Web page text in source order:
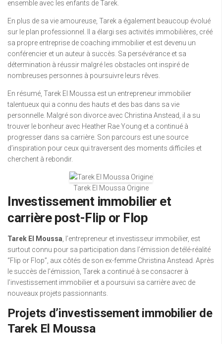
ensemble avec les enfants de Tarek.
En plus de sa vie amoureuse, Tarek a également beaucoup évolué
sur le plan professionnel. Il a élargi ses activités immobilières, créé
sa propre entreprise de coaching immobilier et est devenu un
conférencier et un auteur à succès. Sa persévérance et sa
détermination à réussir malgré les obstacles ont inspiré de
nombreuses personnes à poursuivre leurs rêves.
En résumé, Tarek El Moussa est un entrepreneur immobilier
talentueux qui a connu des hauts et des bas dans sa vie
personnelle. Malgré son divorce avec Christina Anstead, il a su
trouver le bonheur avec Heather Rae Young et a continué à
progresser dans sa carrière. Son parcours est une source
d’inspiration pour ceux qui traversent des moments difficiles et
cherchent à rebondir.
Tarek El Moussa Origine
Investissement immobilier et
carrière post-Flip or Flop
Tarek El Moussa , l’entrepreneur et investisseur immobilier, est
surtout connu pour sa participation dans l’émission de télé-réalité
“Flip or Flop”, aux côtés de son ex-femme Christina Anstead. Après
le succès de l’émission, Tarek a continué à se consacrer à
l’investissement immobilier et a poursuivi sa carrière avec de
nouveaux projets passionnants.
Projets d’investissement immobilier de
Tarek El Moussa